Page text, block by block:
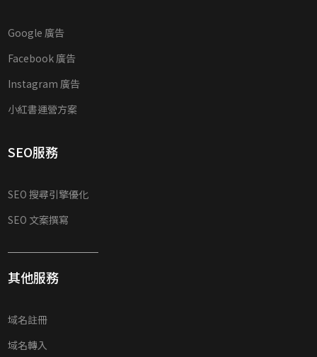
Google 廣告
Facebook 廣告
Instagram 廣告
小紅書運營方案
SEO服務
SEO 搜尋引擎優化
SEO 文案撰寫
其他服務
域名註冊
域名轉入